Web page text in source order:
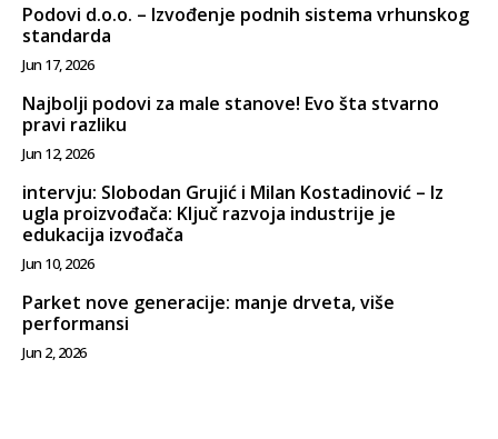
Podovi d.o.o. – Izvođenje podnih sistema vrhunskog
standarda
Jun 17, 2026
Najbolji podovi za male stanove! Evo šta stvarno
pravi razliku
Jun 12, 2026
intervju: Slobodan Grujić i Milan Kostadinović – Iz
ugla proizvođača: Ključ razvoja industrije je
edukacija izvođača
Jun 10, 2026
Parket nove generacije: manje drveta, više
performansi
Jun 2, 2026